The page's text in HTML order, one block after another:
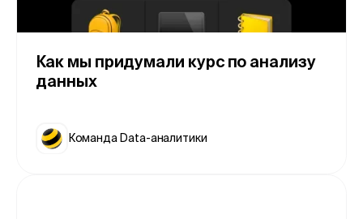
Как мы придумали курс по анализу
данных
Команда Data-аналитики